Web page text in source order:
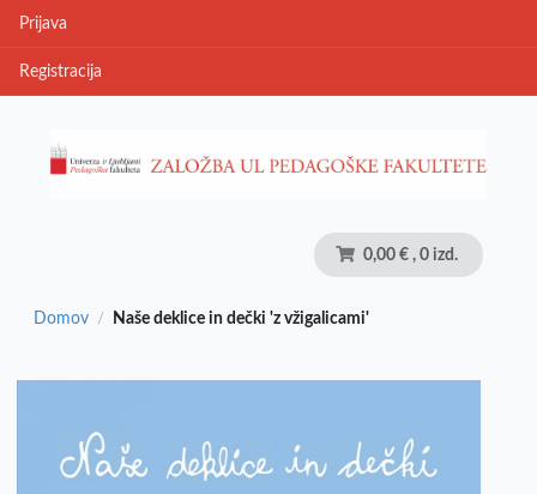
Prijava
Registracija
0,00 € , 0 izd.
Domov / Naše deklice in dečki 'z vžigalicami'